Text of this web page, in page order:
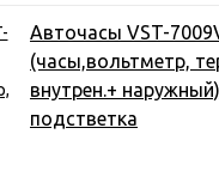
Авточасы VST-
(часы,вольтметр,
внутрен.+
подстветка